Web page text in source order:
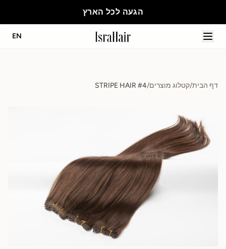
הגעה לכל הארץ
EN
דף הבית/קטלוג מוצרים/
STRIPE HAIR #4